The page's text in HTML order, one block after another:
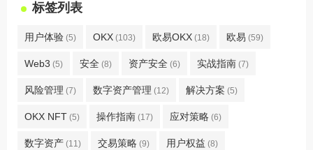
标签列表
用户体验 (5) OKX (103) 欧易OKX (18) 欧易 (59)
Web3 (5) 安全 (8) 资产安全 (6) 实战指南 (7)
风险管理 (7) 数字资产管理 (12) 解决方案 (5)
OKX NFT (5) 操作指南 (17) 应对策略 (6)
数字资产 (11) 交易策略 (9) 用户权益 (8)